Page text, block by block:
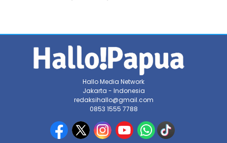
Hallo Media Network
Jakarta - Indonesia
redaksihallo@gmail.com
0853 1555 7788